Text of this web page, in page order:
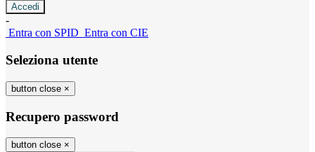
-
Entra con SPID Entra con CIE
Seleziona utente
button close ×
Recupero password
button close ×